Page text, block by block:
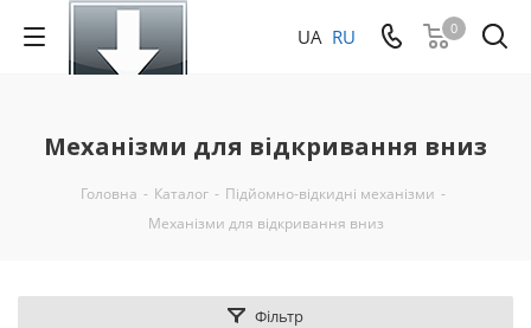
0
UA RU
Механізми для відкривання вниз
Головна - Каталог - Підйомно-відкидні механізми -
Механізми для відкривання вниз
Фільтр